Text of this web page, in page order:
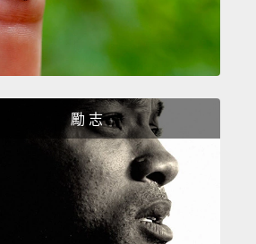
及加工食品的營養價值，例如
養需求的人們，我們發展出客
品及營養補給品中的微營養素
that improving
that can be made in global
want a healthier life and
Together we can end
勵 志